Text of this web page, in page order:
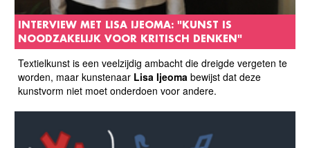
INTERVIEW MET LISA IJEOMA: "KUNST IS
NOODZAKELIJK VOOR KRITISCH DENKEN"
Textielkunst is een veelzijdig ambacht die dreigde vergeten te
worden, maar kunstenaar Lisa Ijeoma bewijst dat deze
kunstvorm niet moet onderdoen voor andere.